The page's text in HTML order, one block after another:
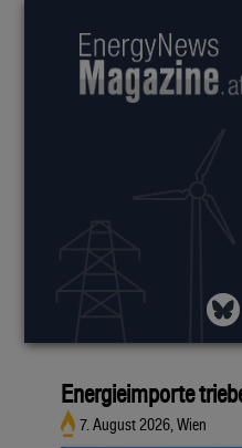
Energieimporte
7. August 2026, Wien